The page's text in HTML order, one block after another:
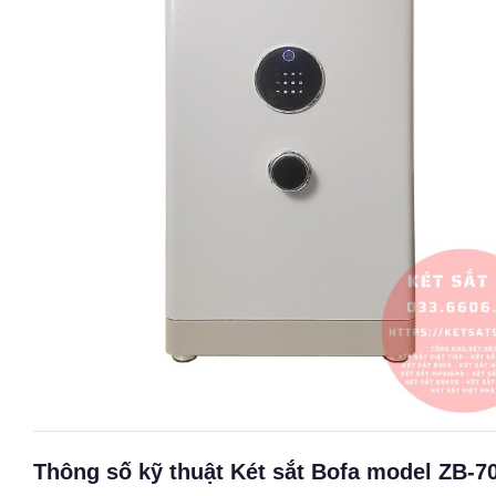
Thông số kỹ thuật Két sắt Bofa model ZB-